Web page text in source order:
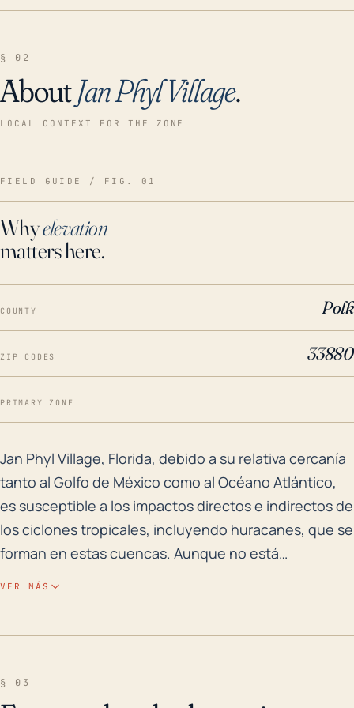
§ 02
AboutJan Phyl Village.
LOCAL CONTEXT FOR THE ZONE
FIELD GUIDE / FIG. 01
Whyelevation
matters here.
COUNTY Polk
ZIP CODES 33880
PRIMARY ZONE —
Jan Phyl Village, Florida, debido a su relativa
Jan Phyl Village, Florida, debido a su relativa cercanía
tanto al Golfo de México como al Océano Atlántico,
es susceptible a los impactos directos e indirectos de
los ciclones tropicales, incluyendo huracanes, que se
forman en estas cuencas. Aunque no está
inmediatamente en la costa, sigue siendo vulnerable
VER MÁS
§ 03